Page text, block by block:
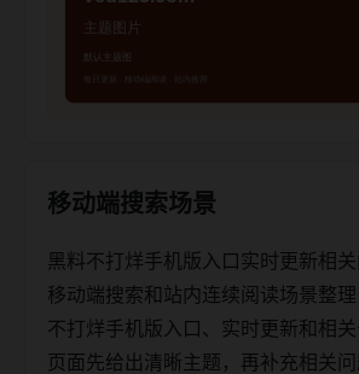
移动端搜索场景
黑料不打烊手机版入口实时更新相
移动端搜索和站内连续阅读场景整
不打烊手机版入口、实时更新和相关
页面先给出清晰主题，再补充相关